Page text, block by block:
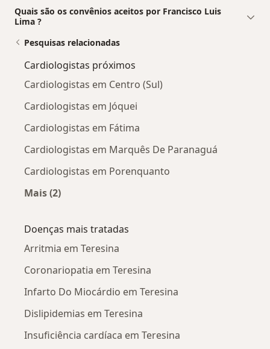
Quais são os convênios aceitos por Francisco Luis
Lima ?
Pesquisas relacionadas
Cardiologistas próximos
Cardiologistas em Centro (Sul)
Cardiologistas em Jóquei
Cardiologistas em Fátima
Cardiologistas em Marquês De Paranaguá
Cardiologistas em Porenquanto
Mais (2)
Doenças mais tratadas
Arritmia em Teresina
Coronariopatia em Teresina
Infarto Do Miocárdio em Teresina
Dislipidemias em Teresina
Insuficiência cardíaca em Teresina